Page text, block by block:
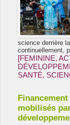
science derrière
continuellement,
[FEMININE,
SANTÉ,
mobilisés